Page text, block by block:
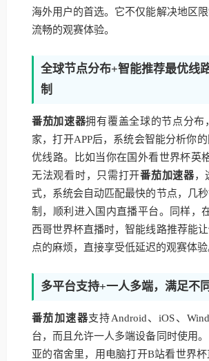
海外用户的首选。它不仅能解决地区
流畅的观赛体验。
全球节点分布+智能推荐最优线
制
番茄加速器拥有覆盖全球的节点分布
家，打开APP后，系统会智能分析你
优线路。比如当你在国外看世界杯英
无法观看时，只需打开番茄加速器，
式，系统会自动匹配最快的节点，几
制，顺利进入国内直播平台。同样，
西哥世界杯直播时，智能线路推荐能
点的麻烦，直接享受低延迟的观赛体验
多平台支持+一人多端，满足不
番茄加速器支持Android、iOS、
台，而且允许一人多端设备同时使用
亚的宿舍里，用电脑打开B站看世界